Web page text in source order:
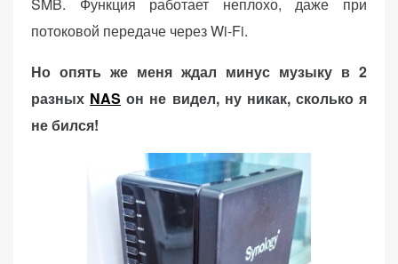
потоковой передаче через Wi-Fi.
Но опять же меня ждал минус музыку в 2
разных NAS он не видел, ну никак, сколько я
не бился!